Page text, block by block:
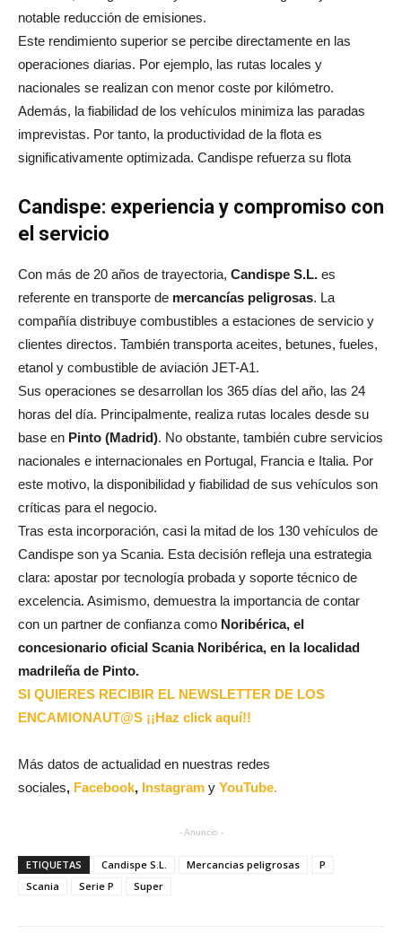
notable reducción de emisiones.
Este rendimiento superior se percibe directamente en las
operaciones diarias. Por ejemplo, las rutas locales y
nacionales se realizan con menor coste por kilómetro.
Además, la fiabilidad de los vehículos minimiza las paradas
imprevistas. Por tanto, la productividad de la flota es
significativamente optimizada. Candispe refuerza su flota
Candispe: experiencia y compromiso con
el servicio
Con más de 20 años de trayectoria, Candispe S.L. es
referente en transporte de mercancías peligrosas. La
compañía distribuye combustibles a estaciones de servicio y
clientes directos. También transporta aceites, betunes, fueles,
etanol y combustible de aviación JET-A1.
Sus operaciones se desarrollan los 365 días del año, las 24
horas del día. Principalmente, realiza rutas locales desde su
base en Pinto (Madrid). No obstante, también cubre servicios
nacionales e internacionales en Portugal, Francia e Italia. Por
este motivo, la disponibilidad y fiabilidad de sus vehículos son
críticas para el negocio.
Tras esta incorporación, casi la mitad de los 130 vehículos de
Candispe son ya Scania. Esta decisión refleja una estrategia
clara: apostar por tecnología probada y soporte técnico de
excelencia. Asimismo, demuestra la importancia de contar
con un partner de confianza como Noribérica, el
concesionario oficial Scania Noribérica, en la localidad
madrileña de Pinto.
SI QUIERES RECIBIR EL NEWSLETTER DE LOS
ENCAMIONAUT@S ¡¡Haz click aquí!!
Más datos de actualidad en nuestras redes
sociales, Facebook, Instagram y YouTube.
- Anuncio -
ETIQUETAS Candispe S.L. Mercancias peligrosas
P
Scania
Serie P Super